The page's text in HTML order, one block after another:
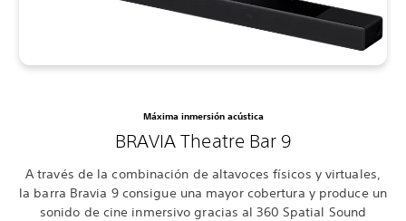
Máxima inmersión acústica
BRAVIA Theatre Bar 9
A través de la combinación de altavoces físicos y virtuales,
la barra Bravia 9 consigue una mayor cobertura y produce un
sonido de cine inmersivo gracias al 360 Spatial Sound